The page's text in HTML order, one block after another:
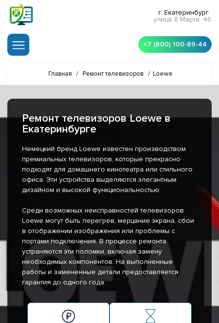
г. Екатеринбург
улица 8 Марта, 46
+7 (800) 100-89-44
Главная / Ремонт телевизоров / Loewe
Ремонт телевизоров Loewe в
Екатеринбурге
Немецкий бренд Loewe известен производством
премиальных телевизоров, которые прекрасно
подходят для домашнего кинотеатра или стильного
офиса. Эти устройства выделяются элегантным
дизайном и высокой функциональностью.
Среди возможных неисправностей телевизоров
Loewe могут быть перегрев, мерцание экрана, сбои
в отображении изображения или проблемы с
портами подключения. В процессе ремонта
устраняются эти поломки, включая замену
необходимых компонентов. На выполненные
работы и замененные детали предоставляется
гарантия до одного года.